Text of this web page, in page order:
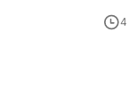
4